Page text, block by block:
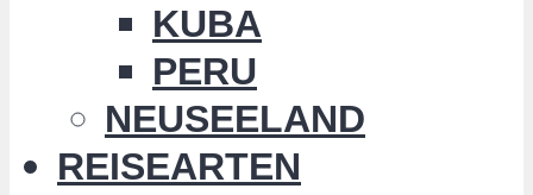
KUBA
PERU
NEUSEELAND
REISEARTEN